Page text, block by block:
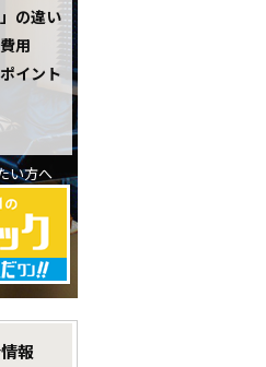
の違い
用
イント
い方へ
報